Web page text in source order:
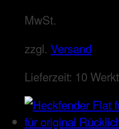
MwSt.
zzgl. Versand
Lieferzeit: 10